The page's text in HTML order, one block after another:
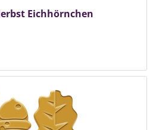
Eichhörnchen